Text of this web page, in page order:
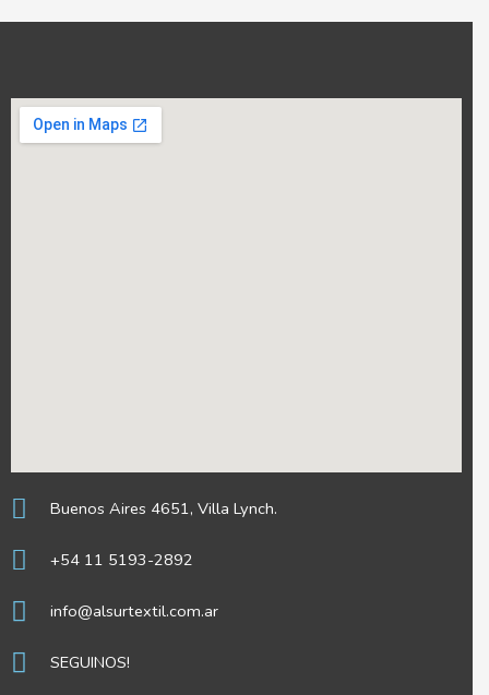
Buenos Aires 4651, Villa Lynch.
+54 11 5193-2892
info@alsurtextil.com.ar
SEGUINOS!